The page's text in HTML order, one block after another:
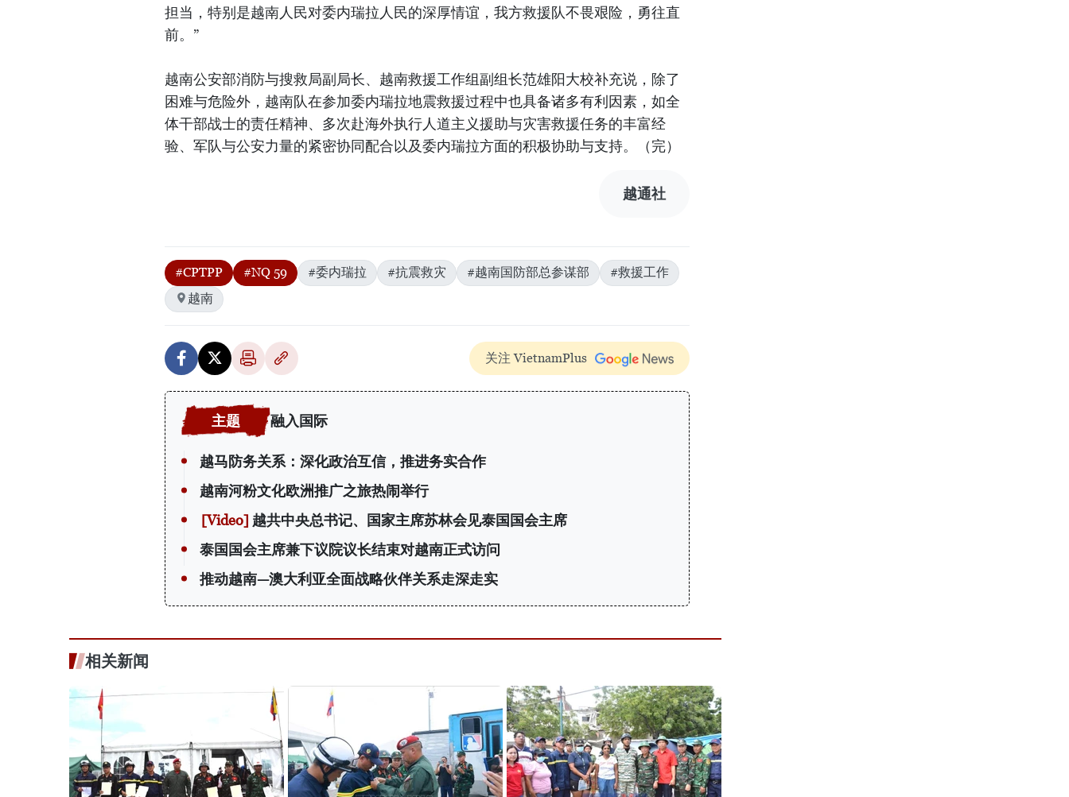
担当，特别是越南人民对委内瑞拉人民的深厚情谊，我方救援队不畏艰险，勇往直
前。”
越南公安部消防与搜救局副局长、越南救援工作组副组长范雄阳大校补充说，除了
困难与危险外，越南队在参加委内瑞拉地震救援过程中也具备诸多有利因素，如全
体干部战士的责任精神、多次赴海外执行人道主义援助与灾害救援任务的丰富经
验、军队与公安力量的紧密协同配合以及委内瑞拉方面的积极协助与支持。（完）
越通社
#CPTPP #NQ 59 #委内瑞拉 #抗震救灾 #越南国防部总参谋部
#救援工作
越南
关注 VietnamPlus
融入国际
越马防务关系：深化政治互信，推进务实合作
越南河粉文化欧洲推广之旅热闹举行
越共中央总书记、国家主席苏林会见泰国国会主席
泰国国会主席兼下议院议长结束对越南正式访问
推动越南—澳大利亚全面战略伙伴关系走深走实
相关新闻